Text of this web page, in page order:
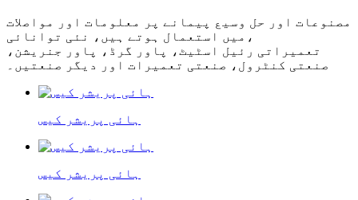
مصنوعات اور حل وسیع پیمانے پر معلومات اور مواصلات
میں استعمال ہوتے ہیں، نئی توانائی،
تعمیراتی رئیل اسٹیٹ، پاور گرڈ، پاور جنریشن،
صنعتی کنٹرول، صنعتی تعمیرات اور دیگر صنعتیں۔
ہائی پریشر کیس
ہائی پریشر کیس